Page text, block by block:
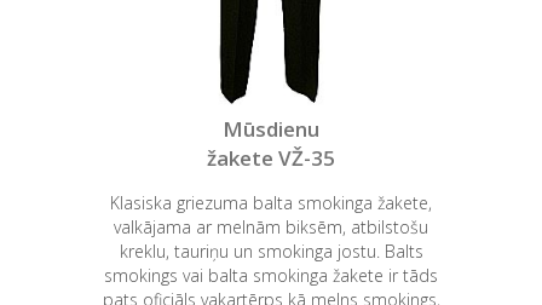
Mūsdienu
žakete VŽ-35
Klasiska griezuma balta smokinga žakete,
valkājama ar melnām biksēm, atbilstošu
kreklu, tauriņu un smokinga jostu. Balts
smokings vai balta smokinga žakete ir tāds
pats oficiāls vakartērps kā melns smokings,